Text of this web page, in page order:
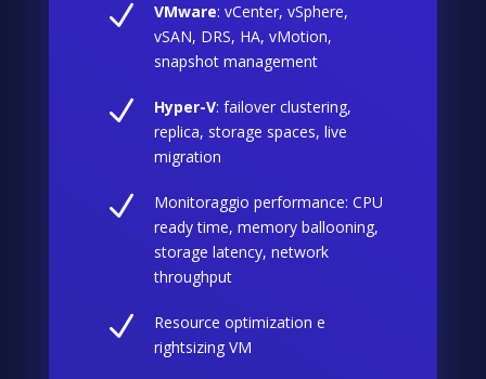
N VMware: vCenter, vSphere,
vSAN, DRS, HA, vMotion,
snapshot management
N Hyper-V: failover clustering,
replica, storage spaces, live
migration
N
Monitoraggio performance: CPU
ready time, memory ballooning,
storage latency, network
throughput
N
Resource optimization e
rightsizing VM